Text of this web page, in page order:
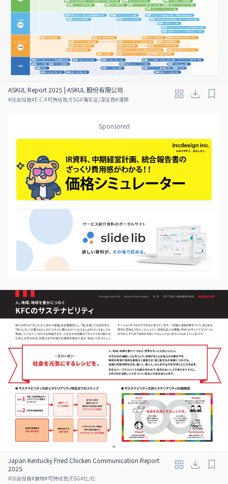
ASKUL Report 2025 | ASKUL 股份有限公司
#综合报告#E.C.#可持续性/ESG#海军蓝/深蓝色#清除
Sponsored
Japan Kentucky Fried Chicken Communication Report
2025
#综合报告#食物#可持续性/ESG#红/红